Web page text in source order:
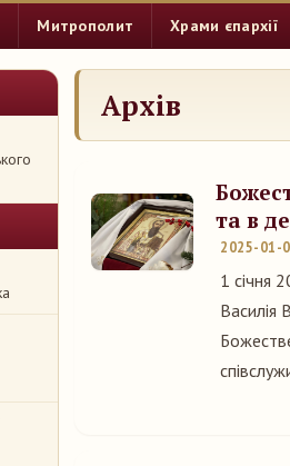
Митрополит Храми єпархії
Архів
та в
2025-01-
1 січня
Василія